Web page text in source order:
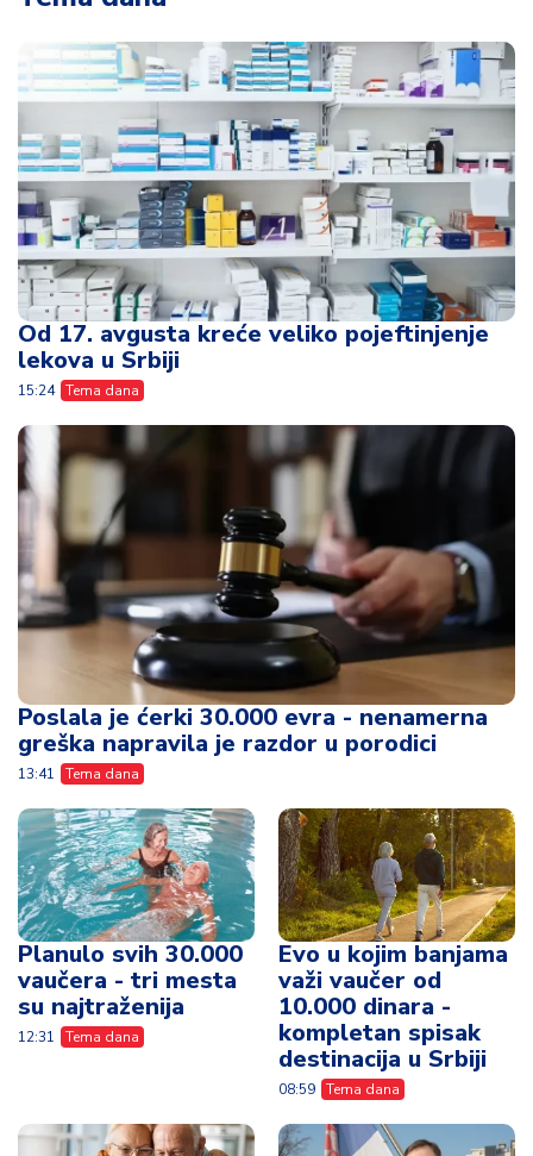
Od 17. avgusta kreće veliko pojeftinjenje
lekova u Srbiji
15:24 Tema dana
Poslala je ćerki 30.000 evra - nenamerna
greška napravila je razdor u porodici
13:41 Tema dana
Planulo svih 30.000
vaučera - tri mesta
su najtraženija
12:31 Tema dana
Evo u kojim banjama
važi vaučer od
10.000 dinara -
kompletan spisak
destinacija u Srbiji
08:59 Tema dana